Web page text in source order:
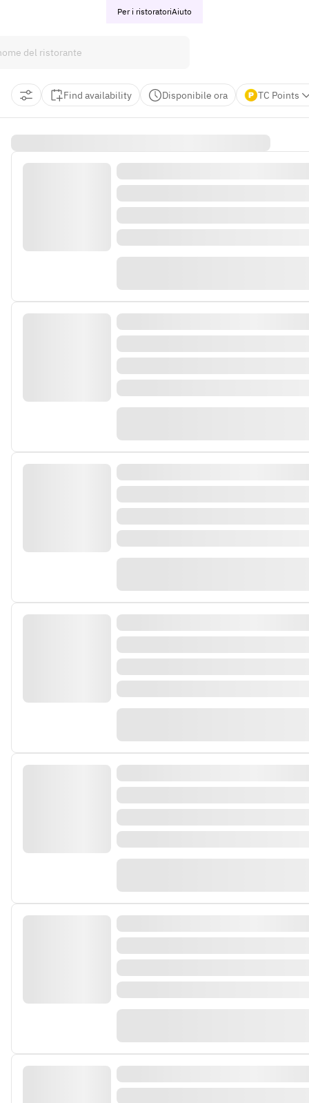
Per i ristoratoriAiuto
Find availability Disponibile ora TC Points